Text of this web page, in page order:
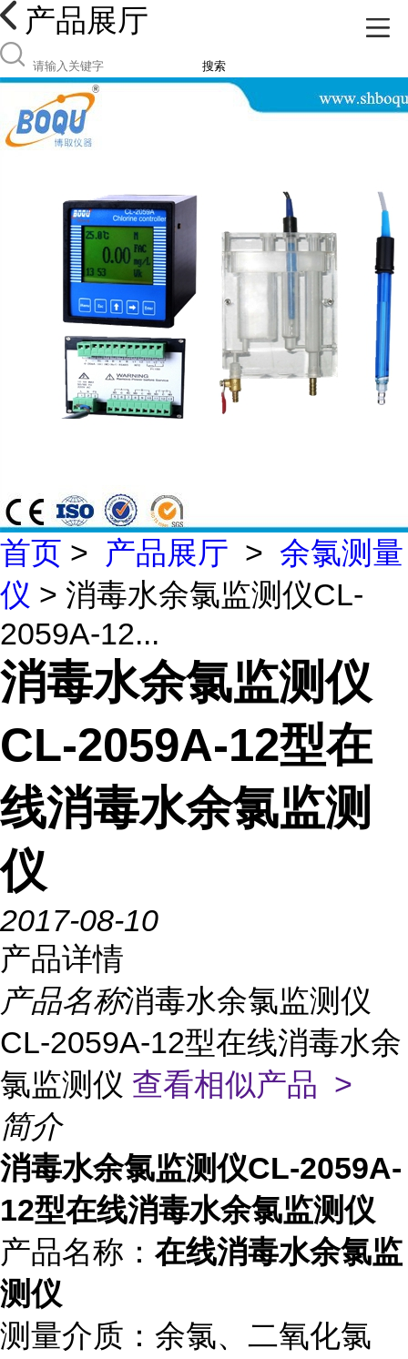
产品展厅
搜索
首页 > 产品展厅 > 余氯测量
仪 > 消毒水余氯监测仪CL-
2059A-12...
消毒水余氯监测仪
CL-2059A-12型在
线消毒水余氯监测
仪
2017-08-10
产品详情
产品名称消毒水余氯监测仪
CL-2059A-12型在线消毒水余
氯监测仪 查看相似产品 >
简介
消毒水余氯监测仪CL-2059A-
12型在线消毒水余氯监测仪
产品名称： 在线消毒水余氯监
测仪
测量介质：余氯、二氧化氯